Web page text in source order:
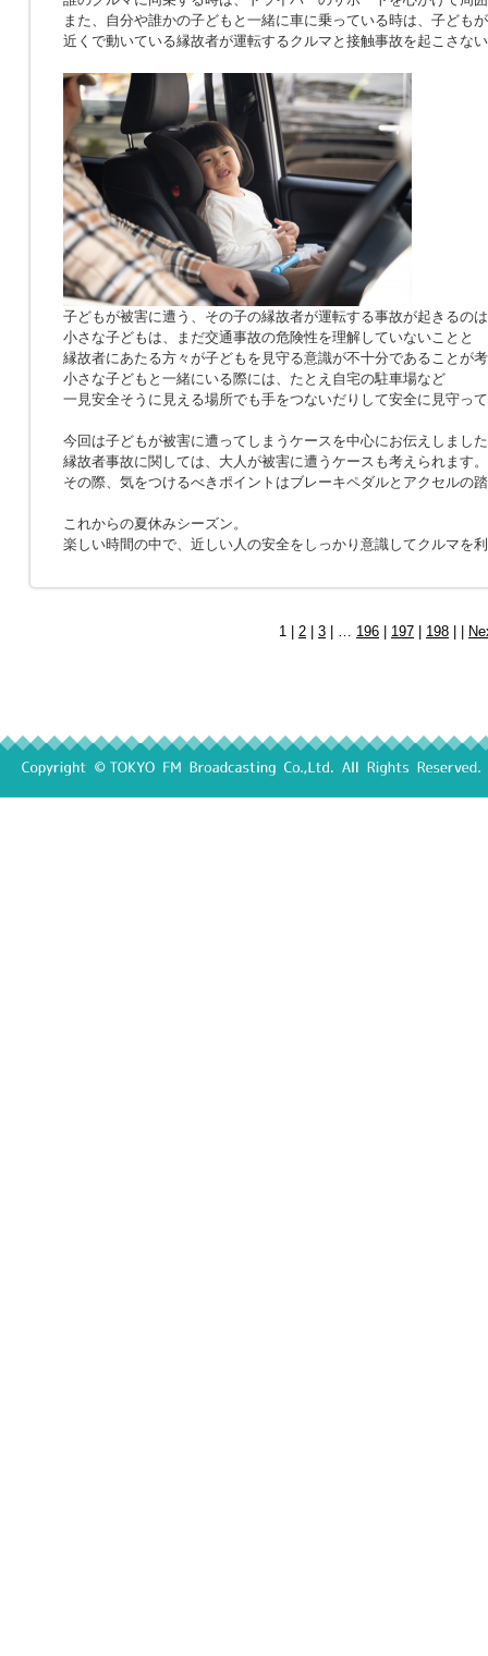
また、自分や誰かの子どもと一緒に車に乗っている時は、子ども
近くで動いている縁故者が運転するクルマと接触事故を起こさな
子どもが被害に遭う、その子の縁故者が運転する事故が起きるの
小さな子どもは、まだ交通事故の危険性を理解していないことと
縁故者にあたる方々が子どもを見守る意識が不十分であることが
小さな子どもと一緒にいる際には、たとえ自宅の駐車場など
一見安全そうに見える場所でも手をつないだりして安全に見守っ
今回は子どもが被害に遭ってしまうケースを中心にお伝えしまし
縁故者事故に関しては、大人が被害に遭うケースも考えられます。
その際、気をつけるべきポイントはブレーキペダルとアクセルの
これからの夏休みシーズン。
楽しい時間の中で、近しい人の安全をしっかり意識してクルマを
1 | 2 3 | … 196 197 198